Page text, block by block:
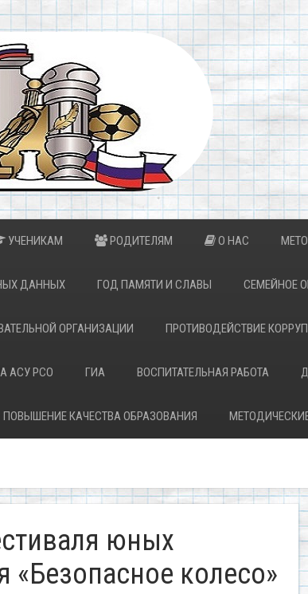
УЧЕНИКАМ РОДИТЕЛЯМ О НАС
ДАННЫХ ГОД ПАМЯТИ И СЛАВЫ СЕМЕЙНОЕ
ОРГАНИЗАЦИИ ПРОТИВОДЕЙСТВИЕ
АСУ РСО ГИА ВОСПИТАТЕЛЬНАЯ РАБОТА
ПОВЫШЕНИЕ КАЧЕСТВА ОБРАЗОВАНИЯ
юных
«Безопасное колесо»